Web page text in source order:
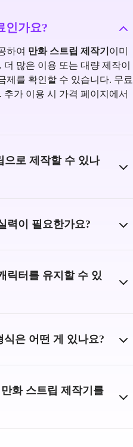
인가요?
하여 만화 스트립 제작기 이미
많은 이용 또는 대량 제작이
제를 확인할 수 있습니다. 무료
가 이용 시 가격 페이지에서
으로 제작할 수 있나
력이 필요한가요?
릭터를 유지할 수 있
은 어떤 게 있나요?
화 스트립 제작기를